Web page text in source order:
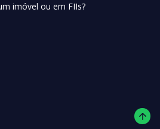
imóvel ou em FIIs?